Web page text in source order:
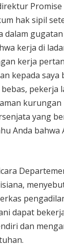
Promise
hak sipil
dalam
kerja di
kerja
kepada saya
pekerja
kurungan
yang
Anda bahwa
dapat
dan